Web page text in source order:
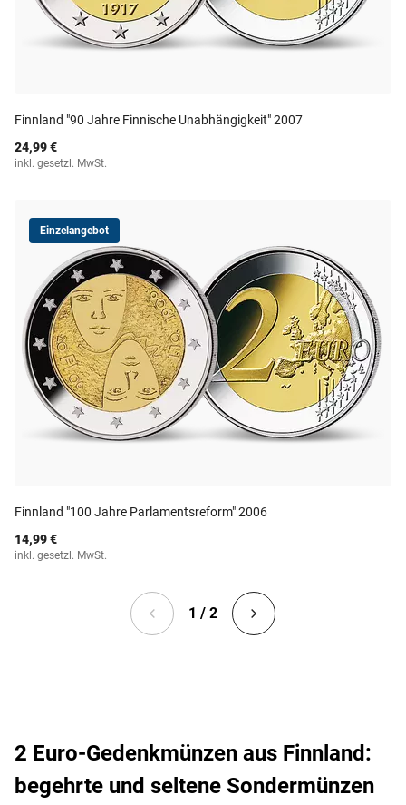
Finnland "90 Jahre Finnische Unabhängigkeit" 2007
24,99 €
inkl. gesetzl. MwSt.
Einzelangebot
Finnland "100 Jahre Parlamentsreform" 2006
14,99 €
inkl. gesetzl. MwSt.
1 / 2
2 Euro-Gedenkmünzen aus Finnland:
begehrte und seltene Sondermünzen